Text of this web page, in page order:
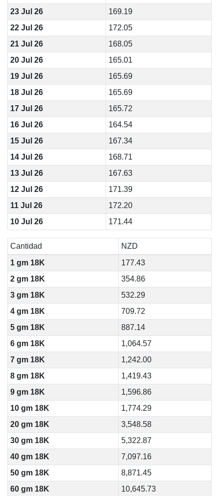
23 Jul 26
169.19
22 Jul 26
172.05
21 Jul 26
168.05
20 Jul 26
165.01
19 Jul 26
165.69
18 Jul 26
165.69
17 Jul 26
165.72
16 Jul 26
164.54
15 Jul 26
167.34
14 Jul 26
168.71
13 Jul 26
167.63
12 Jul 26
171.39
11 Jul 26
172.20
10 Jul 26
171.44
Cantidad
NZD
1 gm 18K
177.43
2 gm 18K
354.86
3 gm 18K
532.29
4 gm 18K
709.72
5 gm 18K
887.14
6 gm 18K
1,064.57
7 gm 18K
1,242.00
8 gm 18K
1,419.43
9 gm 18K
1,596.86
10 gm 18K
1,774.29
20 gm 18K
3,548.58
30 gm 18K
5,322.87
40 gm 18K
7,097.16
50 gm 18K
8,871.45
60 gm 18K
10,645.73